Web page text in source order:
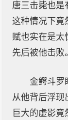
唐三击毙也是
这种情况下竟
赋也实在是太
先后被他击败
金鳄斗罗
从他背后浮现
巨大的虚影竟